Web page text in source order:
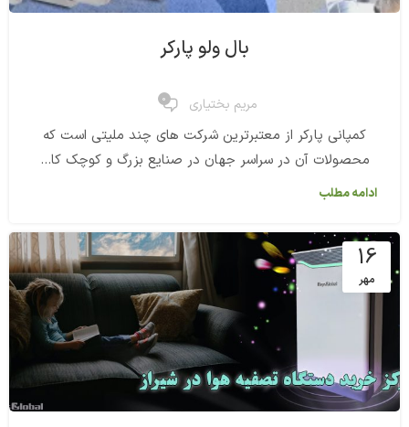
بال ولو پارکر
مریم بختیاری 0
کمپانی پارکر از معتبرترین شرکت های چند ملیتی است که
محصولات آن در سراسر جهان در صنایع بزرگ و کوچک کا...
ادامه مطلب
16
مهر